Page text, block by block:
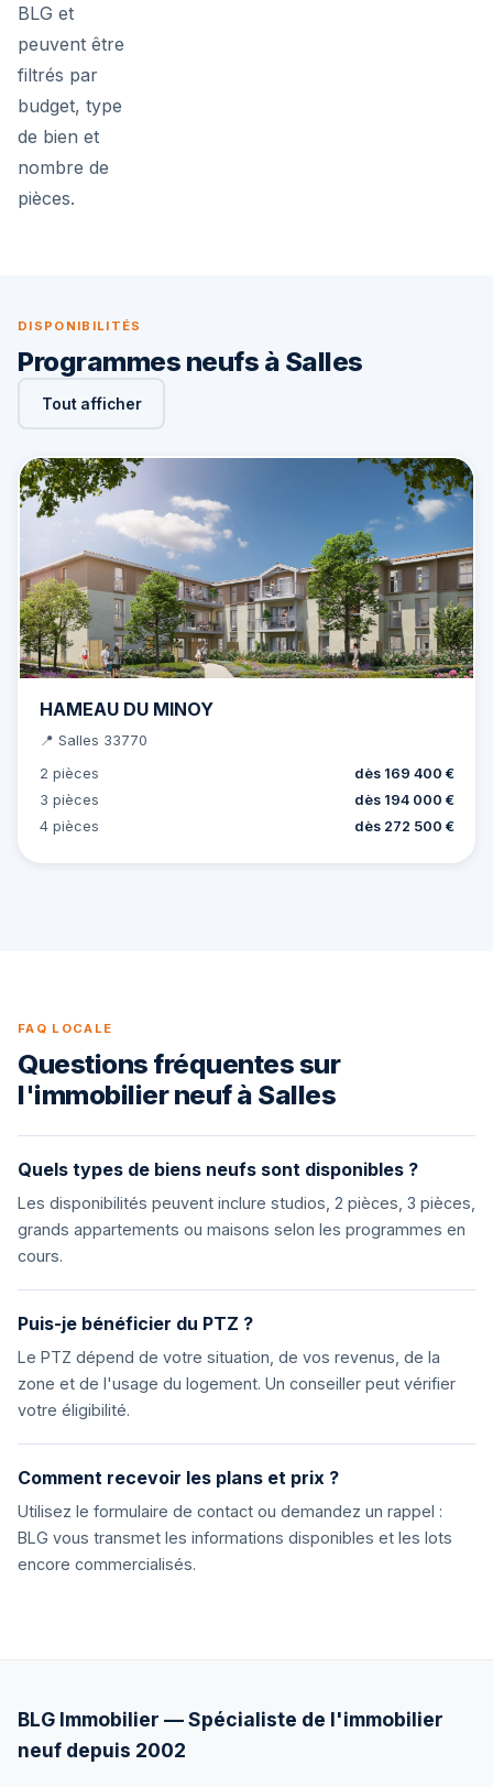
BLG et
peuvent être
filtrés par
budget, type
de bien et
nombre de
pièces.
DISPONIBILITÉS
Programmes neufs à Salles
Tout afficher
HAMEAU DU MINOY
📍 Salles 33770
2 pièces
dès 169 400 €
3 pièces
dès 194 000 €
4 pièces
dès 272 500 €
FAQ LOCALE
Questions fréquentes sur
l'immobilier neuf à Salles
Quels types de biens neufs sont disponibles ?
Les disponibilités peuvent inclure studios, 2 pièces, 3 pièces,
grands appartements ou maisons selon les programmes en
cours.
Puis-je bénéficier du PTZ ?
Le PTZ dépend de votre situation, de vos revenus, de la
zone et de l'usage du logement. Un conseiller peut vérifier
votre éligibilité.
Comment recevoir les plans et prix ?
Utilisez le formulaire de contact ou demandez un rappel :
BLG vous transmet les informations disponibles et les lots
encore commercialisés.
BLG Immobilier — Spécialiste de l'immobilier
neuf depuis 2002